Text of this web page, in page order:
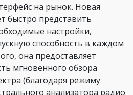
на рынок. Новая
быстро представить
настройки,
способность в каждом
она предоставляет
мгновенного обзора
(благодаря режиму
анализатора радио